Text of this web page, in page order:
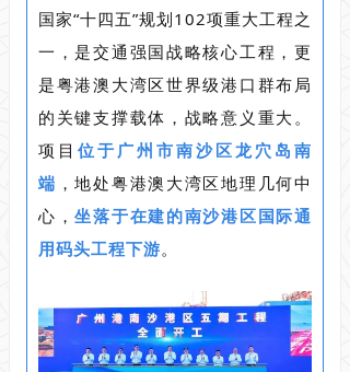
国家“十四五”规划102项重大工程之
一，是交通强国战略核心工程，更
是粤港澳大湾区世界级港口群布局
的关键支撑载体，战略意义重大。
项目 位于广州市南沙区龙穴岛南
端 ，地处粤港澳大湾区地理几何中
心，坐落于在建的南沙港区国际通
用码头工程下游。